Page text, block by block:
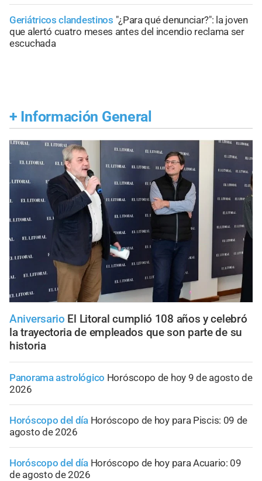
Geriátricos clandestinos "¿Para qué denunciar?": la joven
que alertó cuatro meses antes del incendio reclama ser
escuchada
+ Información General
Aniversario El Litoral cumplió 108 años y celebró
la trayectoria de empleados que son parte de su
historia
Panorama astrológico Horóscopo de hoy 9 de agosto de
2026
Horóscopo del día Horóscopo de hoy para Piscis: 09 de
agosto de 2026
Horóscopo del día Horóscopo de hoy para Acuario: 09
de agosto de 2026